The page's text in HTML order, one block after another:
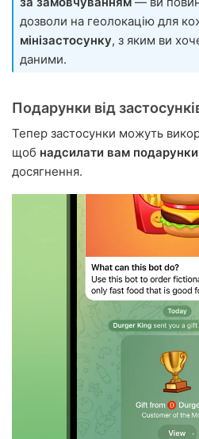
дозволи на геолокацію для
мінізастосунку, з яким ви
даними.
Подарунки від
Тепер застосунки можуть
щоб надсилати вам подарунки
досягнення.